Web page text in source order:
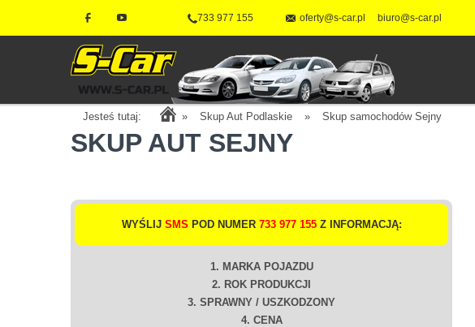
733 977 155 oferty@s-car.pl biuro@s-car.pl
Jesteś tutaj: » Skup Aut Podlaskie » Skup samochodów Sejny
SKUP AUT SEJNY
WYŚLIJ SMS POD NUMER 733 977 155Z INFORMACJĄ:
1. MARKA POJAZDU
2. ROK PRODUKCJI
3. SPRAWNY / USZKODZONY
4. CENA